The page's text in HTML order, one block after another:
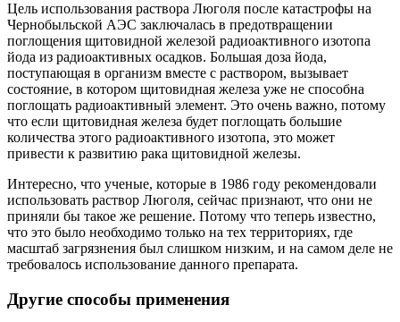
Цель использования раствора Люголя после катастрофы на
Чернобыльской АЭС заключалась в предотвращении
поглощения щитовидной железой радиоактивного изотопа
йода из радиоактивных осадков. Большая доза йода,
поступающая в организм вместе с раствором, вызывает
состояние, в котором щитовидная железа уже не способна
поглощать радиоактивный элемент. Это очень важно, потому
что если щитовидная железа будет поглощать большие
количества этого радиоактивного изотопа, это может
привести к развитию рака щитовидной железы.
Интересно, что ученые, которые в 1986 году рекомендовали
использовать раствор Люголя, сейчас признают, что они не
приняли бы такое же решение. Потому что теперь известно,
что это было необходимо только на тех территориях, где
масштаб загрязнения был слишком низким, и на самом деле не
требовалось использование данного препарата.
Другие способы применения